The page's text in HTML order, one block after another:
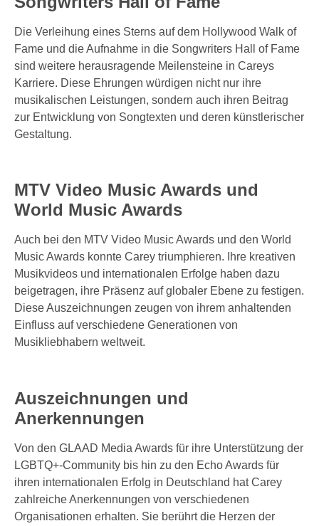
Die Verleihung eines Sterns auf dem Hollywood Walk of
Fame und die Aufnahme in die Songwriters Hall of Fame
sind weitere herausragende Meilensteine in Careys
Karriere. Diese Ehrungen würdigen nicht nur ihre
musikalischen Leistungen, sondern auch ihren Beitrag
zur Entwicklung von Songtexten und deren künstlerischer
Gestaltung.
MTV Video Music Awards und
World Music Awards
Auch bei den MTV Video Music Awards und den World
Music Awards konnte Carey triumphieren. Ihre kreativen
Musikvideos und internationalen Erfolge haben dazu
beigetragen, ihre Präsenz auf globaler Ebene zu festigen.
Diese Auszeichnungen zeugen von ihrem anhaltenden
Einfluss auf verschiedene Generationen von
Musikliebhabern weltweit.
Auszeichnungen und
Anerkennungen
Von den GLAAD Media Awards für ihre Unterstützung der
LGBTQ+-Community bis hin zu den Echo Awards für
ihren internationalen Erfolg in Deutschland hat Carey
zahlreiche Anerkennungen von verschiedenen
Organisationen erhalten. Sie berührt die Herzen der